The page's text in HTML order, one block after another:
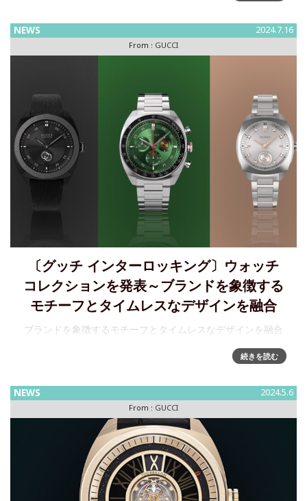
NEWS 2024.7.16
From : GUCCI
〔グッチ インターロッキング〕ウォッチ
コレクションを発表～ブランドを象徴する
モチーフとタイムレスなデザインを融合
ブランドを象徴するモチーフとタイムレスなデザインを融合
ションを発表Courtesy of GUCCI～スモールセコンドに配さ
シ
続きを読む
NEWS 2024.5.6
From : GUCCI